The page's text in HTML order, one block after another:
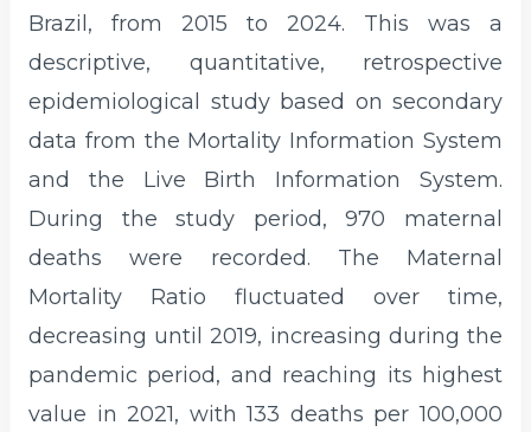
Brazil, from 2015 to 2024. This was a
descriptive, quantitative, retrospective
epidemiological study based on secondary
data from the Mortality Information System
and the Live Birth Information System.
During the study period, 970 maternal
deaths were recorded. The Maternal
Mortality Ratio fluctuated over time,
decreasing until 2019, increasing during the
pandemic period, and reaching its highest
value in 2021, with 133 deaths per 100,000